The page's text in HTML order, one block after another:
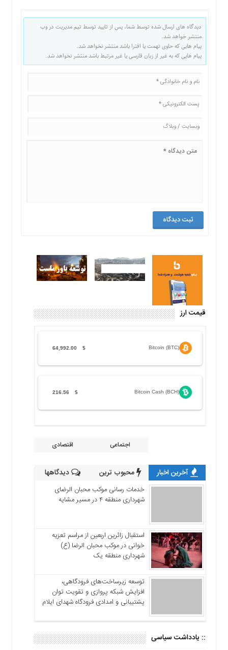
دیدگاه های ارسال شده توسط شما، پس از تایید توسط تیم مدیریت در وب
منتشر خواهد شد.
پیام هایی که حاوی تهمت یا افترا باشد منتشر نخواهد شد.
پیام هایی که به غیر از زبان فارسی یا غیر مرتبط باشد منتشر نخواهد شد.
قیمت ارز
Bitcoin (BTC)
$
64,992.00
Bitcoin Cash (BCH)
$
216.56
اجتماعی اقتصادی
آخرین اخبار محبوب ترین دیدگاهها
خدمات رسانی موکب محبان الرضای
شهرداری منطقه ۴ در مسیر مشایه
استقبال زائرین اربعین از مراسم تعزیه
خوانی در موکب محبان الرضا (ع)
شهرداری منطقه یک
توسعه زیرساخت‌های فرودگاهی،
افزایش شبکه پروازی و تقویت توان
پشتیبانی و امدادی فرودگاه شهدای ایلام
:: یادداشت سیاسی